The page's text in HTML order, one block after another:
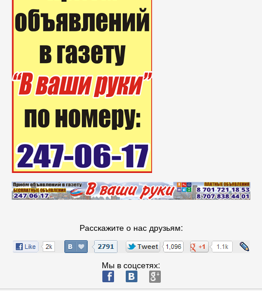
Расскажите о нас друзьям:
Мы в соцсетях:
ä æ è